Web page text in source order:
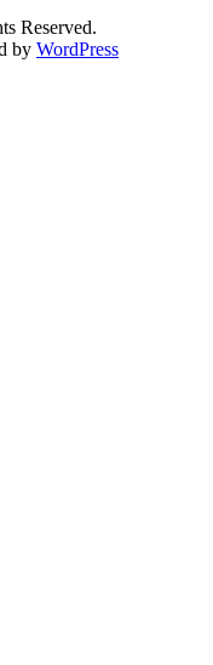
Reserved.
by WordPress